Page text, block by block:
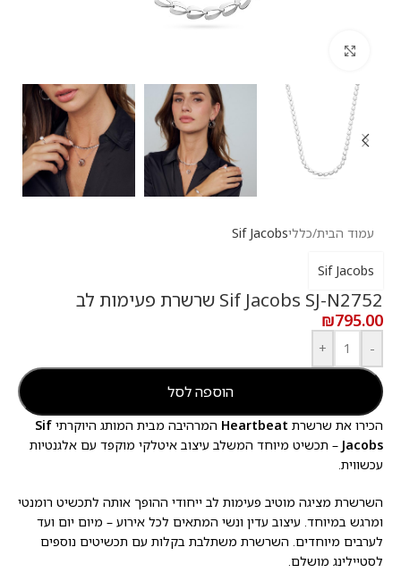
עמוד הבית/כלליSif Jacobs
Sif Jacobs SJ-N2752 שרשרת פעימות לב
Sif Jacobs
₪795.00
-
+
הוספה לסל
הכירו את שרשרת Heartbeat המרהיבה מבית המותג היוקרתי Sif
Jacobs – תכשיט מיוחד המשלב עיצוב איטלקי מוקפד עם אלגנטיות
עכשווית.
השרשרת מציגה מוטיב פעימות לב ייחודי ההופך אותה לתכשיט רומנטי
ומרגש במיוחד. עיצוב עדין ונשי המתאים לכל אירוע – מיום יום ועד
לערבים מיוחדים. השרשרת משתלבת בקלות עם תכשיטים נוספים
לסטיילינג מושלם.